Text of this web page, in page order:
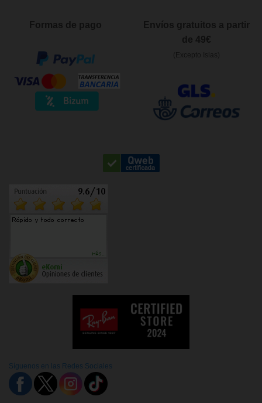
Formas de pago
Envíos gratuitos a partir
de 49€
(Excepto Islas)
Síguenos en las Redes Sociales